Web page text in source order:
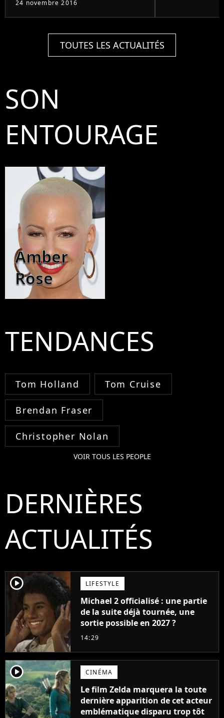
24 novembre 2016
TOUTES LES ACTUALITÉS
SON
ENTOURAGE
Amber
Rose
TENDANCES
Tom Holland Tom Cruise
Brendan Fraser
Christopher Nolan
VOIR TOUS LES PEOPLE
DERNIÈRES
ACTUALITÉS
player2 LIFESTYLE
Michael 2 officialisé : une partie
de la suite déjà tournée, une
sortie possible en 2027 ?
14:29
player2 CINÉMA
Le film Zelda marquera la toute
dernière apparition de cet acteur
emblématique disparu trop tôt